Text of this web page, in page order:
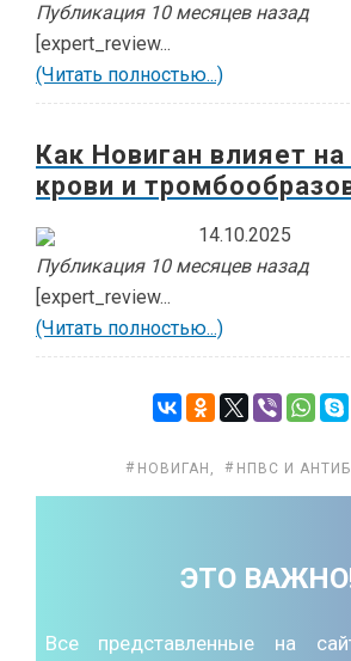
Публикация 10 месяцев назад
[expert_review...
(Читать полностью...)
Как Новиган влияет на
крови и
14.10.2025
Публикация 10 месяцев назад
[expert_review...
(Читать полностью...)
НОВИГАН , НПВС И
ЭТО
Все представленные на